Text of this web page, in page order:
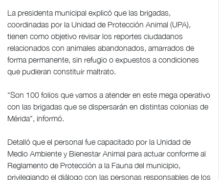
La presidenta municipal explicó que las brigadas,
coordinadas por la Unidad de Protección Animal (UPA),
tienen como objetivo revisar los reportes ciudadanos
relacionados con animales abandonados, amarrados de
forma permanente, sin refugio o expuestos a condiciones
que pudieran constituir maltrato.
"Son 100 folios que vamos a atender en este mega operativo
con las brigadas que se dispersarán en distintas colonias de
Mérida", informó.
Detalló que el personal fue capacitado por la Unidad de
Medio Ambiente y Bienestar Animal para actuar conforme al
Reglamento de Protección a la Fauna del municipio,
privilegiando el diálogo con las personas responsables de los